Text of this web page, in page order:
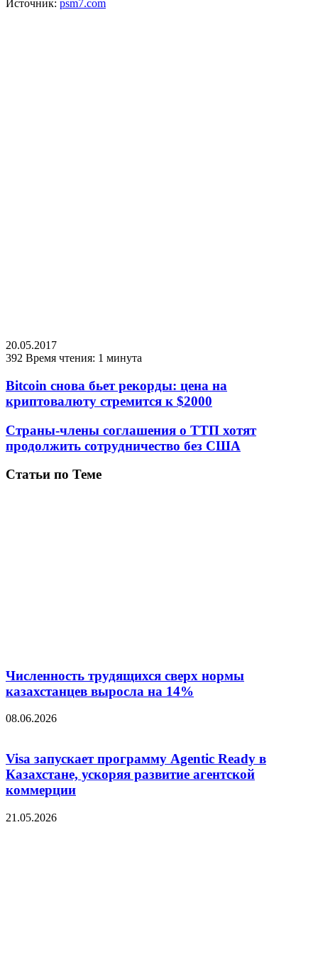
Источник: psm7.com
20.05.2017
392 Время чтения: 1 минута
Bitcoin снова бьет рекорды: цена на
криптовалюту стремится к $2000
Страны-члены соглашения о ТТП хотят
продолжить сотрудничество без США
Статьи по Теме
Численность трудящихся сверх нормы
казахстанцев выросла на 14%
08.06.2026
Visa запускает программу Agentic Ready в
Казахстане, ускоряя развитие агентской
коммерции
21.05.2026